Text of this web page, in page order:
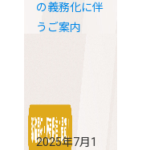
の義務化に伴
うご案内
2025年7月1